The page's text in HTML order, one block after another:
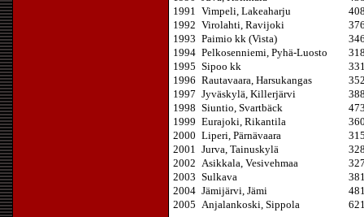
1991 Vimpeli, Lakeaharju
1992 Virolahti, Ravijoki
1993 Paimio kk (Vista)
1994 Pelkosenniemi, Pyhä-Luosto
1995 Sipoo kk
1996 Rautavaara, Harsukangas
1997 Jyväskylä, Killerjärvi
1998 Siuntio, Svartbäck
1999 Eurajoki, Rikantila
2000 Liperi, Pärnävaara
2001 Jurva, Tainuskylä
2002 Asikkala, Vesivehmaa
2003 Sulkava
2004 Jämijärvi, Jämi
2005 Anjalankoski, Sippola